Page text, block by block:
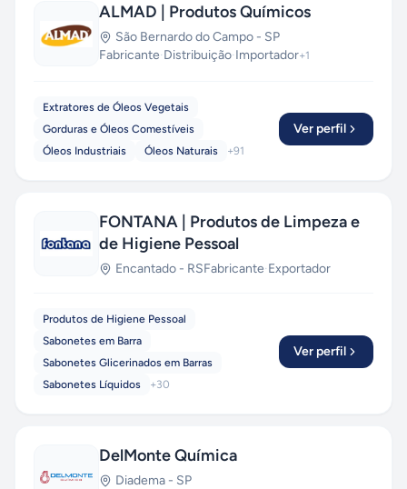
ALMAD | Produtos Químicos
São Bernardo do Campo - SP
Fabricante·Distribuição·Importador+1
Extratores de Óleos Vegetais
Gorduras e Óleos Comestíveis
Óleos Industriais
Óleos Naturais +91
Ver perfil
FONTANA | Produtos de Limpeza e
de Higiene Pessoal
Encantado - RSFabricante·Exportador
Produtos de Higiene Pessoal
Sabonetes em Barra
Sabonetes Glicerinados em Barras
Sabonetes Líquidos
+30
Ver perfil
DelMonte Química
Diadema - SP